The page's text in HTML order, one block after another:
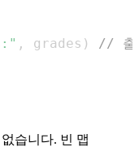
:" , grades )
// 출
습니다. 빈 맵